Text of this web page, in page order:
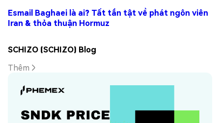
Esmail Baghaei là ai? Tất tần tật về phát ngôn viên
Iran & thỏa thuận Hormuz
SCHIZO (SCHIZO) Blog
Thêm